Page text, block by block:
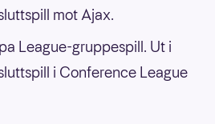
mot Ajax.
League-gruppespill. Ut i
i Conference League